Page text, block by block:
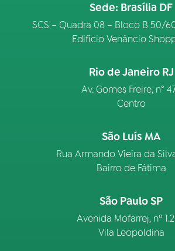
Sede: Brasília DF
SCS – Quadra 08 – Bloco B 50/
Edifício Venâncio
Rio de Janeiro RJ
Av. Gomes Freire, n°
Centro
São Luís MA
Rua Armando Vieira da
Bairro de Fátima
São Paulo SP
Avenida Mofarrej, nº
Vila Leopoldina